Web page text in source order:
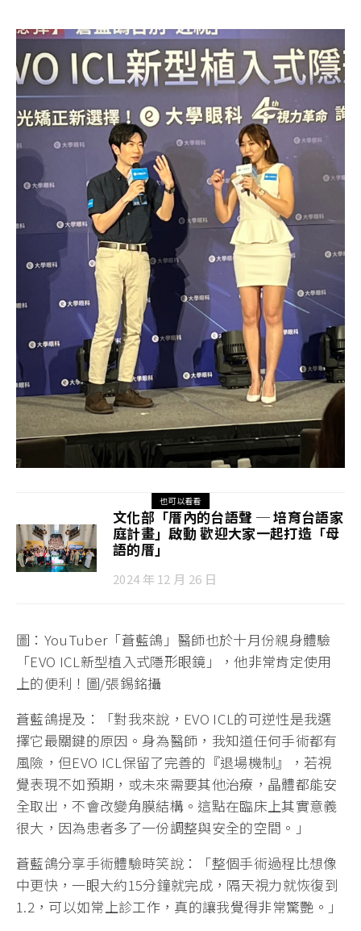
也可以看看
文化部「厝內的台語聲 ─ 培育台語家
庭計畫」啟動 歡迎大家一起打造「母
語的厝」
2024 年 12 月 26 日
圖：YouTuber「蒼藍鴿」醫師也於十月份親身體驗
「EVO ICL新型植入式隱形眼鏡」，他非常肯定使用
上的便利！圖/張錫銘攝
蒼藍鴿提及：「對我來說，EVO ICL的可逆性是我選
擇它最關鍵的原因。身為醫師，我知道任何手術都有
風險，但EVO ICL保留了完善的『退場機制』，若視
覺表現不如預期，或未來需要其他治療，晶體都能安
全取出，不會改變角膜結構。這點在臨床上其實意義
很大，因為患者多了一份調整與安全的空間。」
蒼藍鴿分享手術體驗時笑說：「整個手術過程比想像
中更快，一眼大約15分鐘就完成，隔天視力就恢復到
1.2，可以如常上診工作，真的讓我覺得非常驚艷。」